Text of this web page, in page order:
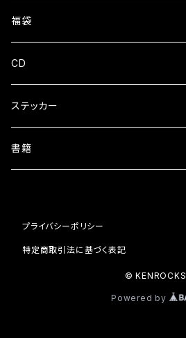
フーディ
クルーネック
ZIPパーカー
福袋
CD
ステッカー
書籍
プライバシーポリシー
特定商取引法に基づく表記
© KENROCKS
Powered by